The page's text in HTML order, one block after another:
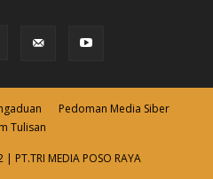
Pedoman Media Siber
Tulisan
PT.TRI MEDIA POSO RAYA